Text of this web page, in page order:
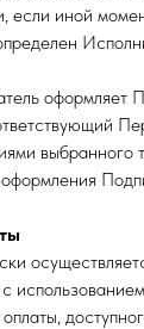
если иной
оформляет
выбранного